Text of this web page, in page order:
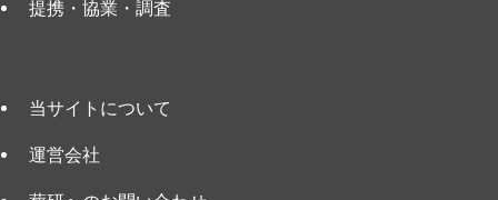
提携・協業・調査
当サイトについて
運営会社